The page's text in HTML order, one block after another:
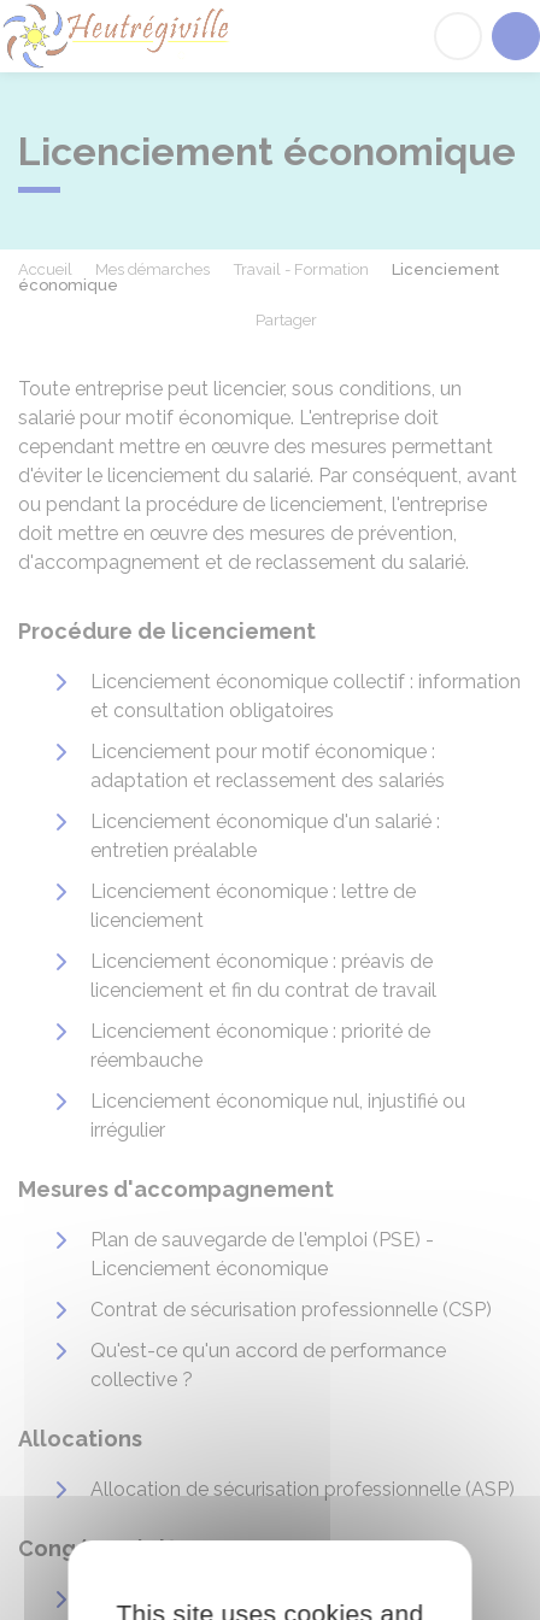
Licenciement économique
Accueil Mes démarches Travail - Formation
Licenciement
économique
Partager
Toute entreprise peut licencier, sous conditions, un
salarié pour motif économique. L'entreprise doit
cependant mettre en œuvre des mesures permettant
d'éviter le licenciement du salarié. Par conséquent, avant
ou pendant la procédure de licenciement, l'entreprise
doit mettre en œuvre des mesures de prévention,
d'accompagnement et de reclassement du salarié.
Procédure de licenciement
Licenciement économique collectif : information
et consultation obligatoires
Licenciement pour motif économique :
adaptation et reclassement des salariés
Licenciement économique d'un salarié :
entretien préalable
Licenciement économique : lettre de
licenciement
Licenciement économique : préavis de
licenciement et fin du contrat de travail
Licenciement économique : priorité de
réembauche
Licenciement économique nul, injustifié ou
irrégulier
Mesures d'accompagnement
Plan de sauvegarde de l'emploi (PSE) -
Licenciement économique
Contrat de sécurisation professionnelle (CSP)
Qu'est-ce qu'un accord de performance
collective ?
Allocations
Allocation de sécurisation professionnelle (ASP)
Congés spécifiques
Congé de reclassement
This site uses cookies and